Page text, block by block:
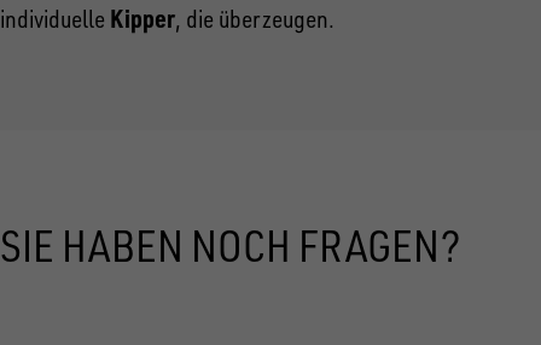
individuelle Kipper, die überzeugen.
SIE HABEN NOCH FRAGEN?